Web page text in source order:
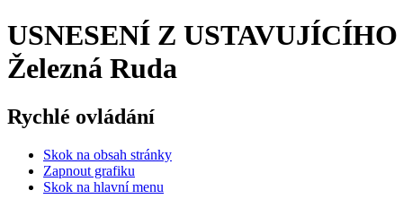
USNESENÍ Z
Železná Ruda
Rychlé ovládání
Skok na obsah stránky
Zapnout grafiku
Skok na hlavní menu